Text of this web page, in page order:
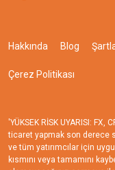
Hakkında Blog
Çerez Politikası
'YÜKSEK RİSK UYARISI:
ticaret yapmak son derece
ve tüm yatırımcılar için
kısmını veya tamamını